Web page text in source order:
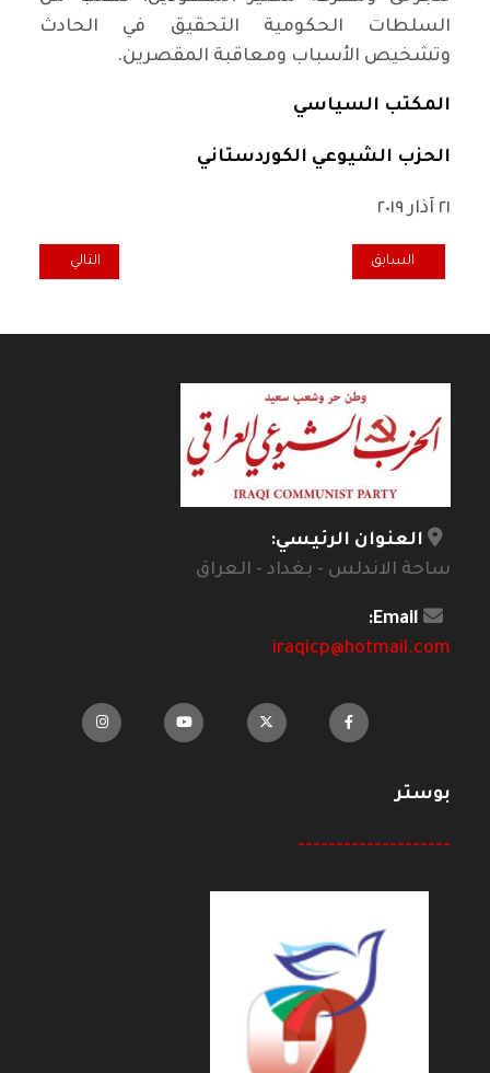
السلطات الحكومية التحقيق في الحادث
وتشخيص الأسباب ومعاقبة المقصرين.
المكتب السياسي
الحزب الشيوعي الكوردستاني
٢١ آذار ٢٠١٩
المقال السابق: بيان الحركة التقدمية الكويتية حول الدعم الأميركي
السابق المقال التالي:
التالي
العنوان الرئيسي:
ساحة الاندلس - بغداد - العراق
Email:
iraqicp@hotmail.com
بوستر
--------------------